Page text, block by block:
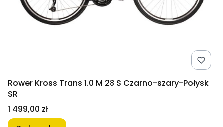
Rower Kross Trans 1.0 M 28 S Czarno-szary-Połysk
SR
Cena
1 499,00 zł